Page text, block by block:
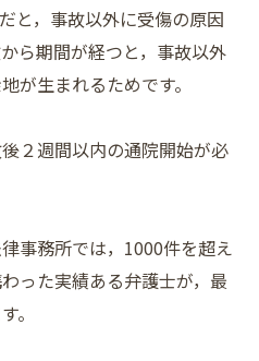
と，事故以外に受傷の原因
ら期間が経つと，事故以外
が生まれるためです。
２週間以内の通院開始が必
事務所では，1000件を超え
った実績ある弁護士が，最
。